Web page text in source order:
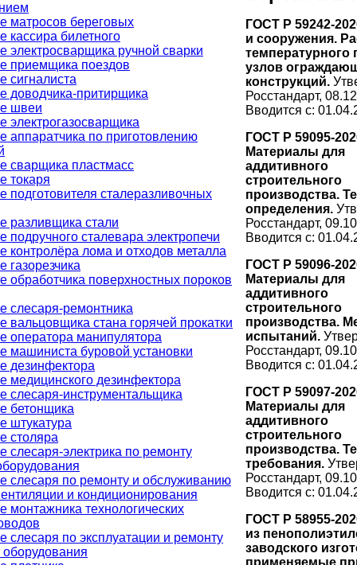
матросов береговых
кассира билетного
электросварщика ручной сварки
приемщика поездов
сигналиста
доводчика-притирщика
швеи
электрогазосварщика
аппаратчика по приготовлению
сварщика пластмасс
токаря
подготовителя сталеразливочных
разливщика стали
подручного сталевара электропечи
контролёра лома и отходов металла
газорезчика
обработчика поверхностных пороков
слесаря-ремонтника
вальцовщика стана горячей прокатки
оператора манипулятора
машиниста буровой установки
дезинфектора
медицинского дезинфектора
слесаря-инструментальщика
бетонщика
штукатура
столяра
слесаря-электрика по ремонту
слесаря по ремонту и обслуживанию
и кондиционирования
монтажника технологических
слесаря по эксплуатации и ремонту
оборудования
ГОСТ Р 59242-
и сооружения.
температурного
узлов
конструкций.
Росстандарт,
Вводится с:
ГОСТ Р 59095-
Материалы для
аддитивного
строительного
производства.
определения.
Росстандарт,
Вводится с:
ГОСТ Р 59096-
Материалы для
аддитивного
строительного
производства.
испытаний.
Росстандарт,
Вводится с:
ГОСТ Р 59097-
Материалы для
аддитивного
строительного
производства.
требования.
Росстандарт,
Вводится с:
ГОСТ Р 58955-
из
заводского
применяемые